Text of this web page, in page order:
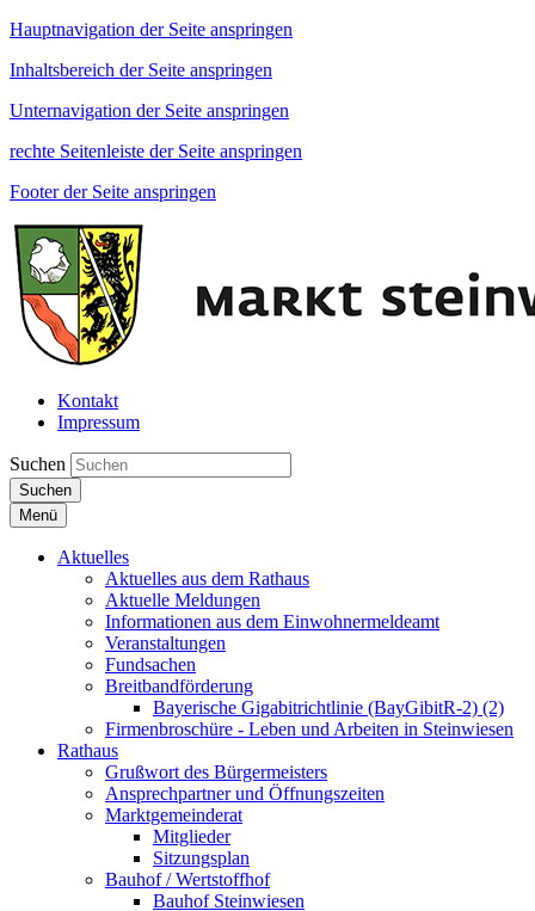
Hauptnavigation der Seite anspringen
Inhaltsbereich der Seite anspringen
Unternavigation der Seite anspringen
rechte Seitenleiste der Seite anspringen
Footer der Seite anspringen
Kontakt
Impressum
Suchen
Suchen
Menü
Aktuelles
Aktuelles aus dem Rathaus
Aktuelle Meldungen
Informationen aus dem Einwohnermeldeamt
Veranstaltungen
Fundsachen
Breitbandförderung
Bayerische Gigabitrichtlinie (BayGibitR-2) (2)
Firmenbroschüre - Leben und Arbeiten in Steinwiesen
Rathaus
Grußwort des Bürgermeisters
Ansprechpartner und Öffnungszeiten
Marktgemeinderat
Mitglieder
Sitzungsplan
Bauhof / Wertstoffhof
Bauhof Steinwiesen